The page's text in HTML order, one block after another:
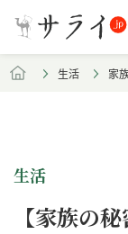
生活 家
生活
【家族の